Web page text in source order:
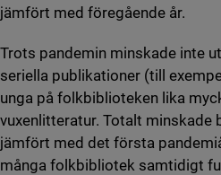
jämfört med föregående år.
Trots pandemin minskade inte
seriella publikationer (till
unga på folkbiblioteken lika
vuxenlitteratur. Totalt minskade
jämfört med det första
många folkbibliotek samtidigt